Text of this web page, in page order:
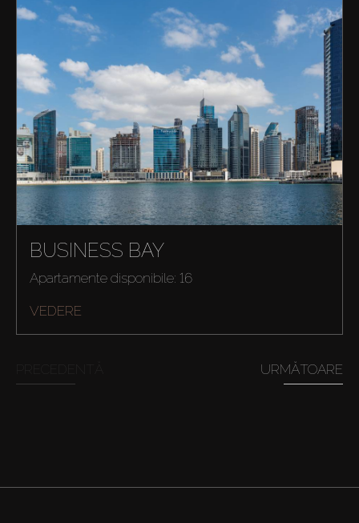
BUSINESS BAY
Apartamente disponibile: 16
VEDERE
URMĂTOARE